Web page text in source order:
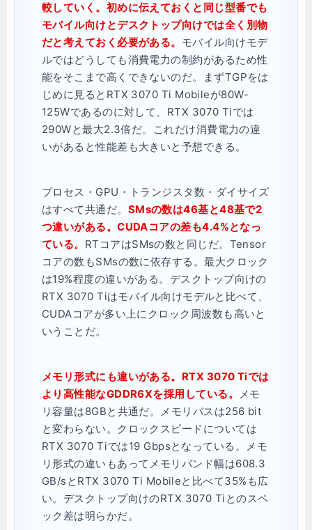
較していく。初めに伝えておくと同じ型番でも
モバイル向けとデスクトップ向けでは全く別物
だと考えておく必要がある。 モバイル向けモデ
ルではどうしても消費電力の制約があるため性
能をそこまで高くできないのだ。まずTGPをは
じめに見るとRTX 3070 Ti Mobileが80W-
125Wであるのに対して、RTX 3070 Tiでは
290Wと最大2.3倍だ。これだけ消費電力の違
いがあると性能差も大きいと予想できる。
プロセス・GPU・トランジスタ数・ダイサイズ
はすべて共通だ。 SMsの数は46基と48基で2
つ違いがある。CUDAコアの差も4.4%となっ
ている。 RTコアはSMsの数と同じだ。Tensor
コアの数もSMsの数に依存する。最大クロック
は19%程度の違いがある。デスクトップ向けの
RTX 3070 Tiはモバイル向けモデルと比べて、
CUDAコアが多い上にクロック周波数も高いと
いうことだ。
メモリ形式にも違いがある。RTX 3070 Tiでは
より高性能なGDDR6Xを採用している。 メモ
リ容量は8GBと共通だ。メモリバスは256 bit
と変わらない。クロックスピードについては
RTX 3070 Tiでは19 Gbpsとなっている。メモ
リ形式の違いもあってメモリバンド幅は608.3
GB/sとRTX 3070 Ti Mobileと比べて35%も広
い。デスクトップ向けのRTX 3070 Tiとのスペ
ック差は明らかだ。